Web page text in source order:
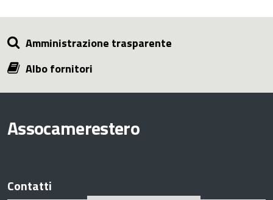
Amministrazione trasparente
Albo fornitori
Assocamerestero
Contatti